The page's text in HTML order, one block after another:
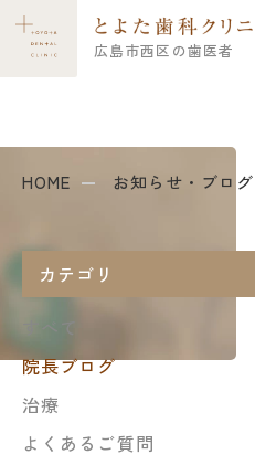
広島市西区の歯医者
HOME お知らせ・ブログ
カテゴリ
すべて
院長ブログ
治療
よくあるご質問